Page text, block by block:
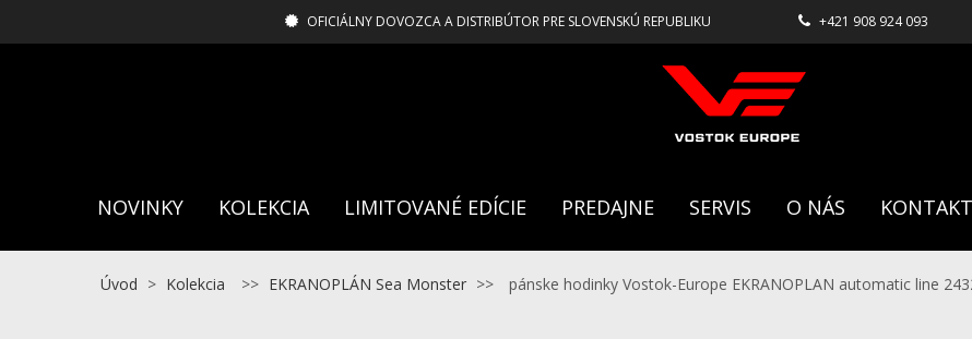
OFICIÁLNY DOVOZCA A DISTRIBÚTOR PRE SLOVENSKÚ REPUBLIKU +421 908 924 093
NOVINKY KOLEKCIA LIMITOVANÉ EDÍCIE PREDAJNE SERVIS O NÁS KONTAKT
Úvod > Kolekcia >> EKRANOPLÁN Sea Monster >> pánske hodinky Vostok-Europe EKRANOPLAN automatic line